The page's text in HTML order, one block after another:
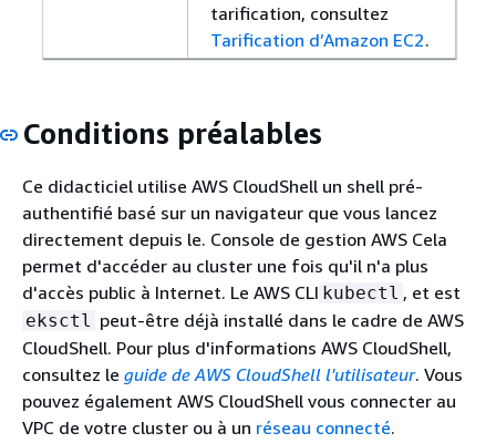
tarification, consultez
Tarification d’Amazon EC2.
Conditions préalables
Ce didacticiel utilise AWS CloudShell un shell pré-
authentifié basé sur un navigateur que vous lancez
directement depuis le. Console de gestion AWS Cela
permet d'accéder au cluster une fois qu'il n'a plus
d'accès public à Internet. Le AWS CLI kubectl , et est
eksctl
peut-être déjà installé dans le cadre de AWS
CloudShell. Pour plus d'informations AWS CloudShell,
consultez le guide de AWS CloudShell l'utilisateur. Vous
pouvez également AWS CloudShell vous connecter au
VPC de votre cluster ou à un réseau connecté.